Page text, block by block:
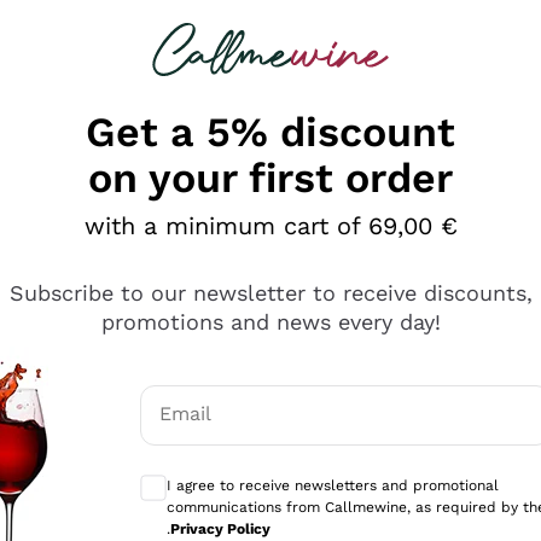
looking for
diversi e con un ampio range di prezzo. Le
Get a 5% discount
on your first order
with a minimum cart of 69,00 €
Subscribe to our newsletter to receive discounts,
promotions and news every day!
Email
I agree to receive newsletters and promotional
communications from Callmewine, as required by
.Privacy Policy